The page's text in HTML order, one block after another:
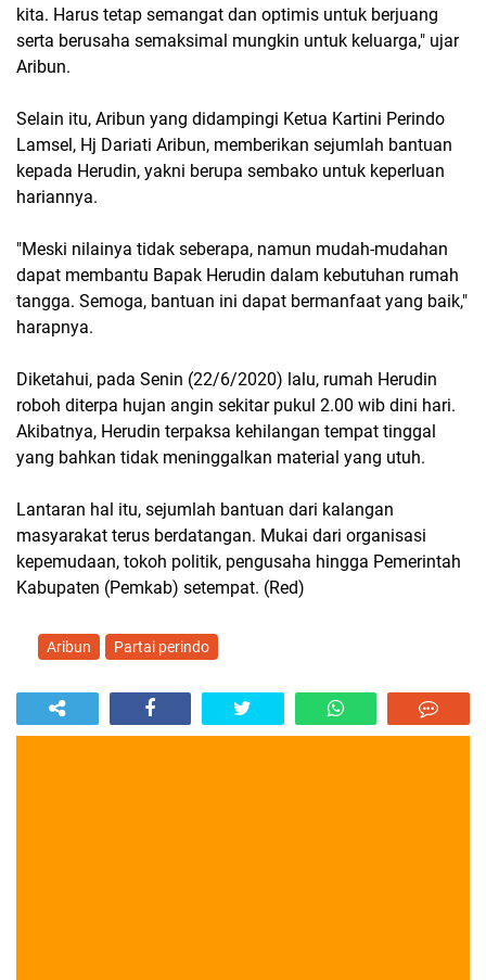
kita. Harus tetap semangat dan optimis untuk berjuang
serta berusaha semaksimal mungkin untuk keluarga," ujar
Aribun.
Selain itu, Aribun yang didampingi Ketua Kartini Perindo
Lamsel, Hj Dariati Aribun, memberikan sejumlah bantuan
kepada Herudin, yakni berupa sembako untuk keperluan
hariannya.
"Meski nilainya tidak seberapa, namun mudah-mudahan
dapat membantu Bapak Herudin dalam kebutuhan rumah
tangga. Semoga, bantuan ini dapat bermanfaat yang baik,"
harapnya.
Diketahui, pada Senin (22/6/2020) lalu, rumah Herudin
roboh diterpa hujan angin sekitar pukul 2.00 wib dini hari.
Akibatnya, Herudin terpaksa kehilangan tempat tinggal
yang bahkan tidak meninggalkan material yang utuh.
Lantaran hal itu, sejumlah bantuan dari kalangan
masyarakat terus berdatangan. Mukai dari organisasi
kepemudaan, tokoh politik, pengusaha hingga Pemerintah
Kabupaten (Pemkab) setempat. (Red)
Aribun Partai perindo